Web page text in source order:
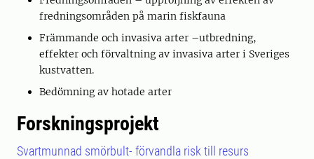
fredningsområden på marin fiskfauna
Främmande och invasiva arter –utbredning,
effekter och förvaltning av invasiva arter i Sveriges
kustvatten.
Bedömning av hotade arter
Forskningsprojekt
Svartmunnad smörbult- förvandla risk till resurs